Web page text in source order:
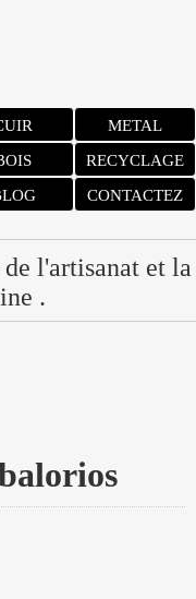
METAL
RECYCLAGE
CONTACTEZ
l'artisanat et la
.